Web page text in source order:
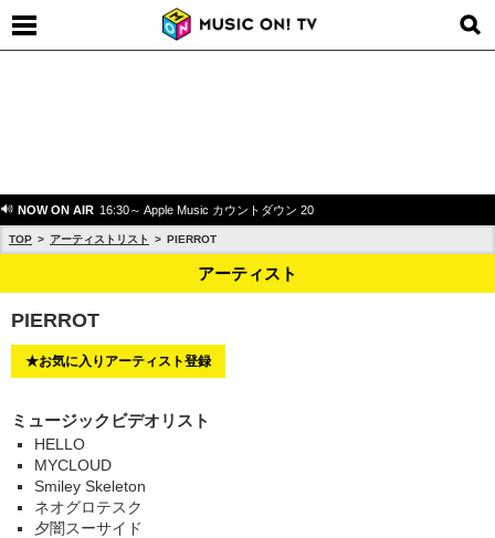
NOW ON AIR 16:30～ Apple Music カウントダウン 20
TOP アーティストリスト PIERROT
アーティスト
PIERROT
★お気に入りアーティスト登録
ミュージックビデオリスト
HELLO
MYCLOUD
Smiley Skeleton
ネオグロテスク
夕闇スーサイド